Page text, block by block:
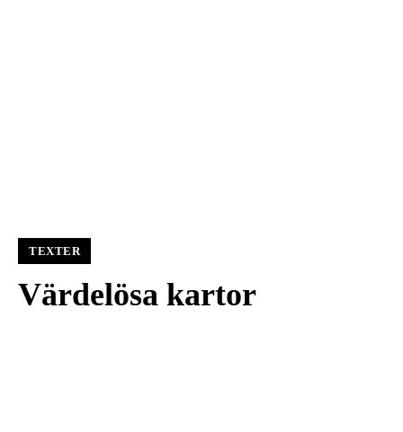
TEXTER
Värdelösa kartor